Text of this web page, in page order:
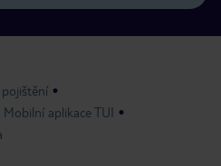
Mobilní aplikace TUI